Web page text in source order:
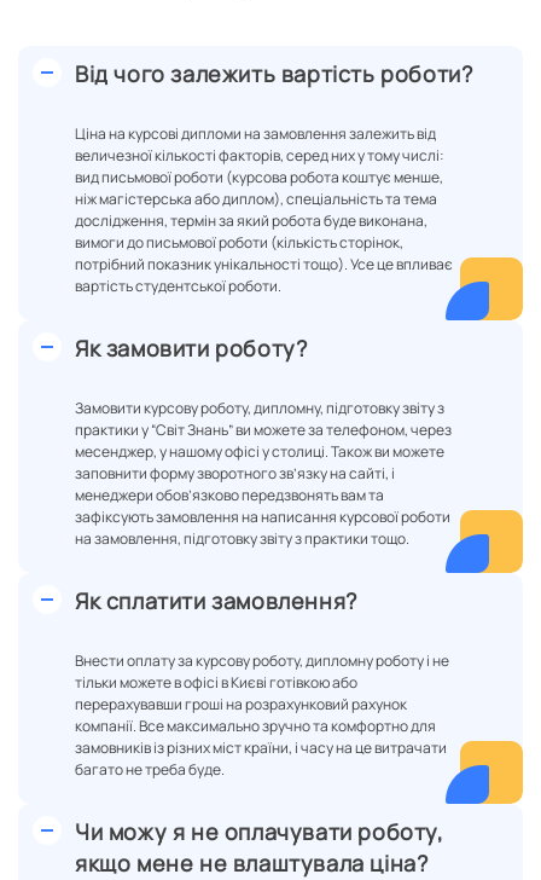
Від чого залежить вартість роботи?
Ціна на курсові дипломи на замовлення залежить від
величезної кількості факторів, серед них у тому числі:
вид письмової роботи (курсова робота коштує менше,
ніж магістерська або диплом), спеціальність та тема
дослідження, термін за який робота буде виконана,
вимоги до письмової роботи (кількість сторінок,
потрібний показник унікальності тощо). Усе це впливає
вартість студентської роботи.
Як замовити роботу?
Замовити курсову роботу, дипломну, підготовку звіту з
практики у “Світ Знань” ви можете за телефоном, через
месенджер, у нашому офісі у столиці. Також ви можете
заповнити форму зворотного зв’язку на сайті, і
менеджери обов’язково передзвонять вам та
зафіксують замовлення на написання курсової роботи
на замовлення, підготовку звіту з практики тощо.
Як сплатити замовлення?
Внести оплату за курсову роботу, дипломну роботу і не
тільки можете в офісі в Києві готівкою або
перерахувавши гроші на розрахунковий рахунок
компанії. Все максимально зручно та комфортно для
замовників із різних міст країни, і часу на це витрачати
багато не треба буде.
Чи можу я не оплачувати роботу,
якщо мене не влаштувала ціна?